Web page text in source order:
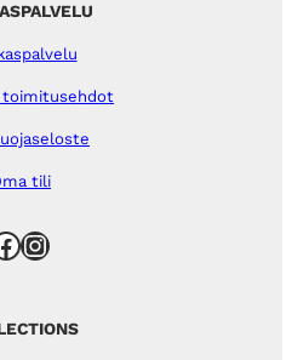
toimitusehdot
tili
Instagram